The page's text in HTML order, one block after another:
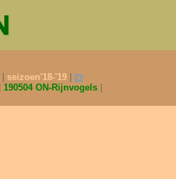
seizoen'18-'19
190504 ON-Rijnvogels